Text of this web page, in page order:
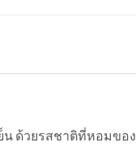
น ด้วยรสชาติที่หอมของ